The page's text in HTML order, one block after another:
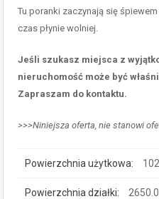
Tu poranki zaczynają się
czas płynie wolniej.
Jeśli szukasz miejsca z
nieruchomość może być
Zapraszam do kontaktu.
>>>Niniejsza oferta, nie stanowi
Powierzchnia użytkowa:
Powierzchnia działki: